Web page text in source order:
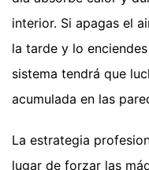
interior. Si apagas el
la tarde y lo
sistema tendrá que
acumulada en las
La estrategia
lugar de forzar las